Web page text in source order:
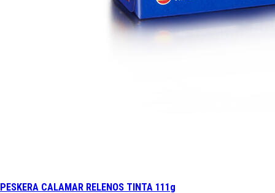
PESKERA CALAMAR RELENOS TINTA 111g